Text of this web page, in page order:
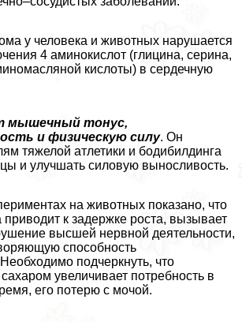
у человека и животных нарушается
4 аминокислот (глицина, серина,
кислоты) в сердечную
мышечный тонус,
и физическую силу. Он
тяжелой атлетики и бодибилдинга
и улучшать силовую выносливость.
на животных показано, что
приводит к задержке роста, вызывает
высшей нервной деятельности,
способность
подчеркнуть, что
увеличивает потребность в
его потерю с мочой.